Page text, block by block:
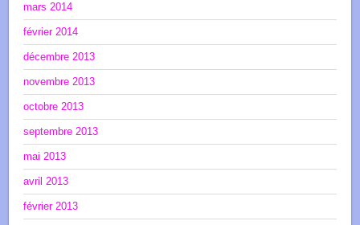
mars 2014
février 2014
décembre 2013
novembre 2013
octobre 2013
septembre 2013
mai 2013
avril 2013
février 2013